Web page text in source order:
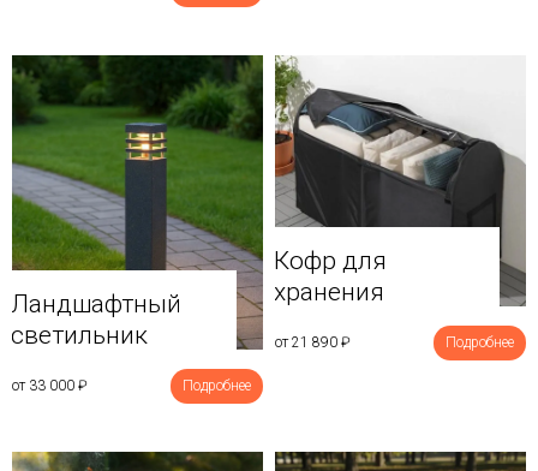
Ландшафтный
светильник
от 33 000 ₽ Подробнее
Кофр для
хранения
от 21 890 ₽ Подробнее